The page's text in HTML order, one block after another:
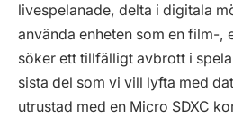
livespelanade, delta i digitala
använda enheten som en film-,
söker ett tillfälligt avbrott i
sista del som vi vill lyfta med
utrustad med en Micro SDXC